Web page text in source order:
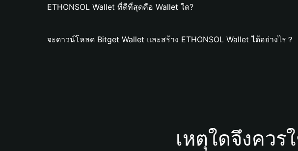
ETHONSOL Wallet ที่ดีที่สุดคือ Wallet ใด?
จะดาวน์โหลด Bitget Wallet และสร้าง ETHONSOL Wallet ได้อย่างไร？
เหตุใดจึงควร